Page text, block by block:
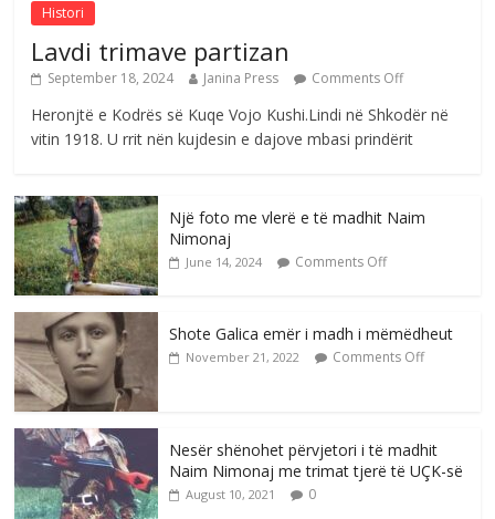
Histori
Lavdi trimave partizan
September 18, 2024 Janina Press Comments Off
Heronjtë e Kodrës së Kuqe Vojo Kushi.Lindi në Shkodër në
vitin 1918. U rrit nën kujdesin e dajove mbasi prindërit
Një foto me vlerë e të madhit Naim
Nimonaj
June 14, 2024 Comments Off
Shote Galica emër i madh i mëmëdheut
November 21, 2022 Comments Off
Nesër shënohet përvjetori i të madhit
Naim Nimonaj me trimat tjerë të UÇK-së
August 10, 2021 0